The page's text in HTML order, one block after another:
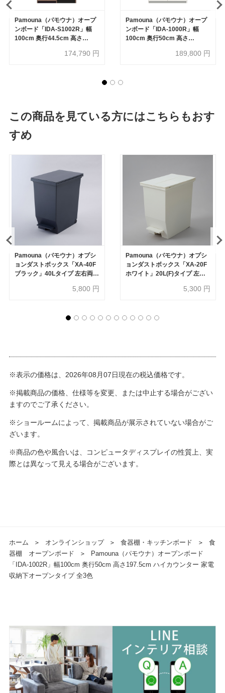
Pamouna（パモウナ）オープ
ンボード「IDA-S1002R」幅
100cm 奥行44.5cm 高さ
収納下オープンタイプ 全3色
174,790 円
Pamouna（パモウナ）オープ
ンボード「IDA-1000R」幅
100cm 奥行50cm 高さ
収納下引出しタイプ 全3色
189,800 円
この商品を見ている方にはこちらもおす
すめ
Pamouna（パモウナ）オプシ
ョンダストボックス「XA-40F
ブラック」40Lタイプ 左右両開
5,800 円
Pamouna（パモウナ）オプシ
ョンダストボックス「XA-20F
ホワイト」20L(F)タイプ 左右
5,300 円
※表示の価格は、2026年08月07日現在の税込価格です。
※掲載商品の価格、仕様等を変更、または中止する場合がござい
ますのでご了承ください。
※ショールームによって、掲載商品が展示されていない場合がご
ざいます。
※商品の色や風合いは、コンピュータディスプレイの性質上、実
際とは異なって見える場合がございます。
ホーム ＞ オンラインショップ ＞ 食器棚・キッチンボード ＞
食
器棚 オープンボード
＞
Pamouna（パモウナ）オープンボード
「IDA-1002R」幅100cm 奥行50cm 高さ197.5cm ハイカウンター 家電
収納下オープンタイプ 全3色